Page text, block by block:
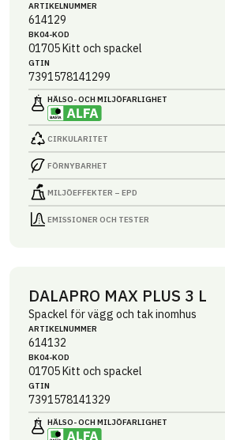
ARTIKEL­NUMMER
614129
BK04-KOD
01705Kitt och spackel
GTIN
7391578141299
HÄLSO- OCH MILJÖ­FARLIGHET
CIRKULARITET
FÖRNYBARHET
MILJÖEFFEKTER – EPD
EMISSIONER OCH TESTER
DALAPRO MAX PLUS 3 L
Spackel för vägg och tak inomhus
ARTIKEL­NUMMER
614132
BK04-KOD
01705Kitt och spackel
GTIN
7391578141329
HÄLSO- OCH MILJÖ­FARLIGHET